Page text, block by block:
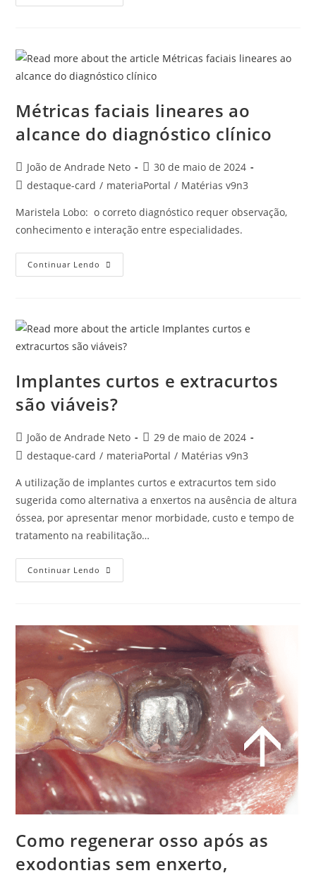
Métricas faciais lineares ao
alcance do diagnóstico clínico
João de Andrade Neto
30 de maio de 2024
destaque-card / materiaPortal / Matérias v9n3
Maristela Lobo: o correto diagnóstico requer observação,
conhecimento e interação entre especialidades.
Continuar Lendo
Implantes curtos e extracurtos
são viáveis?
João de Andrade Neto
29 de maio de 2024
destaque-card / materiaPortal / Matérias v9n3
A utilização de implantes curtos e extracurtos tem sido
sugerida como alternativa a enxertos na ausência de altura
óssea, por apresentar menor morbidade, custo e tempo de
tratamento na reabilitação…
Continuar Lendo
Como regenerar osso após as
exodontias sem enxerto,